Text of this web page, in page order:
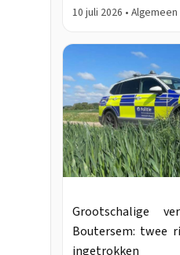
10 juli 2026 •
Grootschalige
Boutersem: twee
ingetrokken